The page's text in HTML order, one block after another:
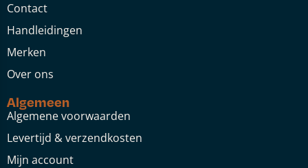
Contact
Handleidingen
Merken
Over ons
Algemeen
Algemene voorwaarden
Levertijd & verzendkosten
Mijn account